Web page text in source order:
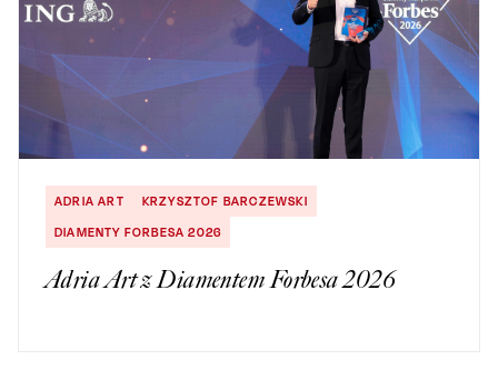
ADRIA ART
KRZYSZTOF BARCZEWSKI
DIAMENTY FORBESA 2026
Adria Art z Diamentem Forbesa 2026